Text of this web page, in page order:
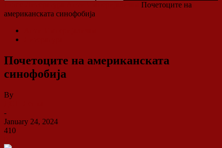
Почетоците на
американската синофoбија
Почетоците на американската
синофoбија
By
-
January 24, 2024
410